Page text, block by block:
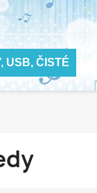
USB, ČISTÉ